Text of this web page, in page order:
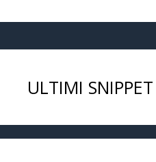
ULTIMI SNIPPET